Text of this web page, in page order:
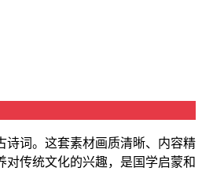
诗词。这套素材画质清晰、内容精
传统文化的兴趣，是国学启蒙和